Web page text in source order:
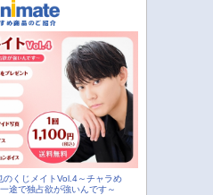
のくじメイトVol.4～チャラめ
途で独占欲が強いんです～